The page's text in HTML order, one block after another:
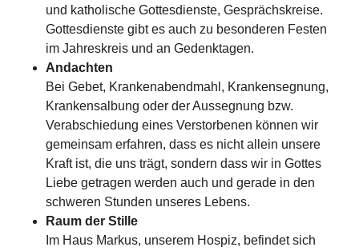
und katholische Gottesdienste, Gesprächskreise.
Gottesdienste gibt es auch zu besonderen Festen
im Jahreskreis und an Gedenktagen.
Andachten
Bei Gebet, Krankenabendmahl, Krankensegnung,
Krankensalbung oder der Aussegnung bzw.
Verabschiedung eines Verstorbenen können wir
gemeinsam erfahren, dass es nicht allein unsere
Kraft ist, die uns trägt, sondern dass wir in Gottes
Liebe getragen werden auch und gerade in den
schweren Stunden unseres Lebens.
Raum der Stille
Im Haus Markus, unserem Hospiz, befindet sich